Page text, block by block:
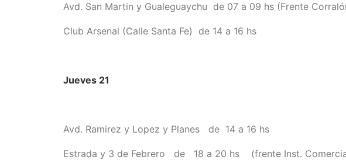
Avd. San Martin y Gualeguaychu de 07 a 09 hs (Frente
Club Arsenal (Calle Santa Fe) de 14 a 16 hs
Jueves 21
Avd. Ramirez y Lopez y Planes de 14 a 16 hs
Estrada y 3 de Febrero de 18 a 20 hs (frente Inst.